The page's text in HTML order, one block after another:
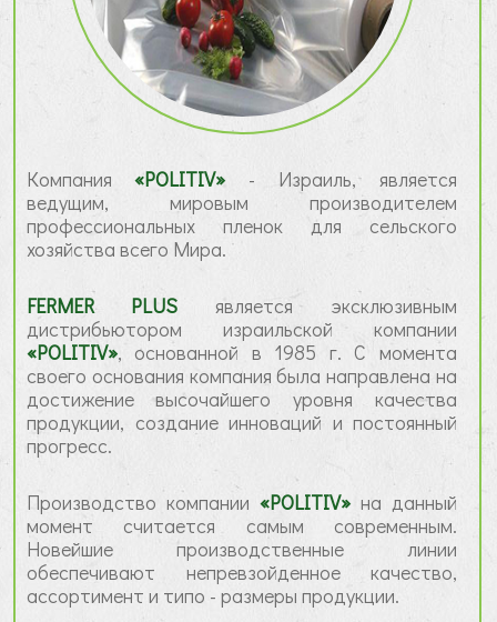
Компания «POLITIV» - Израиль, является
ведущим, мировым производителем
профессиональных пленок для сельского
хозяйства всего Мира.
FERMER PLUS является эксклюзивным
дистрибьютором израильской компании
«POLITIV», основанной в 1985 г. С момента
своего основания компания была направлена на
достижение высочайшего уровня качества
продукции, создание инноваций и постоянный
прогресс.
Производство компании «POLITIV»
момент считается самым современным.
Новейшие производственные линии
обеспечивают непревзойденное качество,
ассортимент и типо - размеры продукции.